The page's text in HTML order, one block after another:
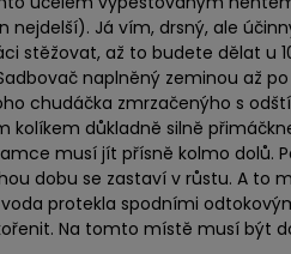
Já vím, drsný, ale
stěžovat, až to budete dělat u
naplněný zeminou až
chudáčka zmrzačenýho s
kolíkem důkladně silně
musí jít přísně kolmo dolů.
dobu se zastaví v růstu. A to
protekla spodními
Na tomto místě musí být